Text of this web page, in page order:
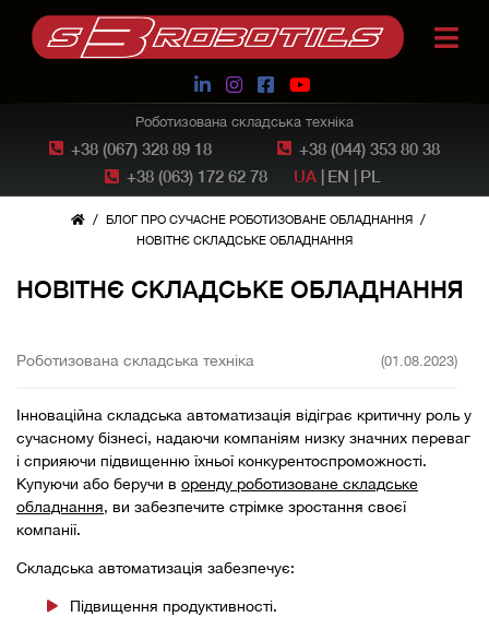
+38 (067) 328 89 18 +38 (044) 353 80 38
Роботизована складська техніка
+38 (063) 172 62 78 UA EN PL
/ БЛОГ ПРО СУЧАСНЕ РОБОТИЗОВАНЕ ОБЛАДНАННЯ /
НОВІТНЄ СКЛАДСЬКЕ ОБЛАДНАННЯ
НОВІТНЄ СКЛАДСЬКЕ ОБЛАДНАННЯ
Роботизована складська техніка (01.08.2023)
Інноваційна складська автоматизація відіграє критичну роль у
сучасному бізнесі, надаючи компаніям низку значних переваг
і сприяючи підвищенню їхньої конкурентоспроможності.
Купуючи або беручи в оренду роботизоване складське
обладнання, ви забезпечите стрімке зростання своєї
компанії.
Складська автоматизація забезпечує:
Підвищення продуктивності.